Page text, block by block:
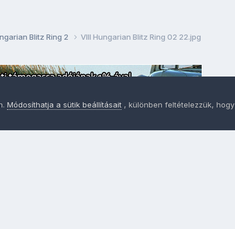
Blitz Ring 2 VIII Hungarian Blitz Ring 02 22.jpg
Módosíthatja a sütik beállításait , különben feltételezzük, hogy